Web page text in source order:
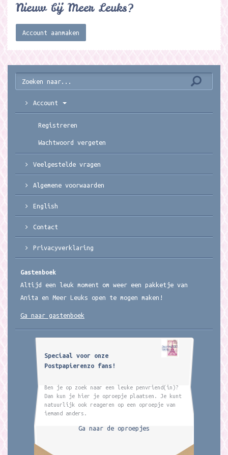
Nieuw bij Meer Leuks?
Account aanmaken
Account
Registreren
Wachtwoord vergeten
Veelgestelde vragen
Algemene voorwaarden
English
Contact
Privacyverklaring
Gastenboek
Altijd een leuk moment om weer een pakketje van
Anita en Meer Leuks open te mogen maken!
Ga naar gastenboek
Speciaal voor onze
Postpapierenzo fans!
Ben je op zoek naar een leuke penvriend(in)?
Dan kun je hier je oproepje plaatsen. Je kunt
natuurlijk ook reageren op een oproepje van
iemand anders.
Ga naar de oproepjes